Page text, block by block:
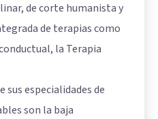
de corte humanista y
de terapias como
la Terapia
sus especialidades de
son la baja